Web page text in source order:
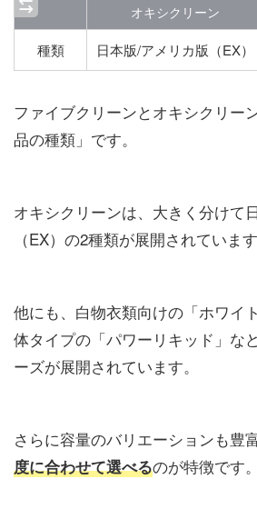
オキシクリーン
種類
日本版/アメリカ版（EX）
ファイブクリーンとオキシクリー
品の種類」です。
オキシクリーンは、大きく分けて
（EX）の2種類が展開されています
他にも、白物衣類向けの「ホワイ
体タイプの「パワーリキッド」な
ーズが展開されています。
さらに容量のバリエーションも豊富
度に合わせて選べるのが特徴です。